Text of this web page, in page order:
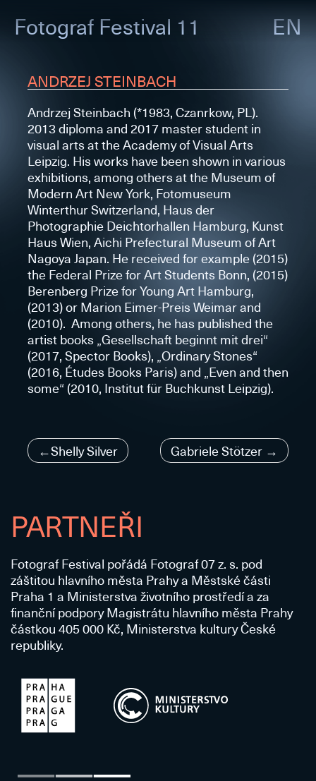
Fotograf Festival 11 EN
ANDRZEJ STEINBACH
Andrzej Steinbach (*1983, Czanrkow, PL).
2013 diploma and 2017 master student in
visual arts at the Academy of Visual Arts
Leipzig. His works have been shown in various
exhibitions, among others at the Museum of
Modern Art New York, Fotomuseum
Winterthur Switzerland, Haus der
Photographie Deichtorhallen Hamburg, Kunst
Haus Wien, Aichi Prefectural Museum of Art
Nagoya Japan. He received for example (2015)
the Federal Prize for Art Students Bonn, (2015)
Berenberg Prize for Young Art Hamburg,
(2013) or Marion Eimer-Preis Weimar and
(2010). Among others, he has published the
artist books „Gesellschaft beginnt mit drei“
(2017, Spector Books), „Ordinary Stones“
(2016, Études Books Paris) and „Even and then
some“ (2010, Institut für Buchkunst Leipzig).
Navigace
Shelly Silver Gabriele Stötzer
PARTNEŘI
Fotograf Festival pořádá Fotograf 07 z. s. pod
záštitou hlavního města Prahy a Městské části
Praha 1 a Ministerstva životního prostředí a za
finanční podpory Magistrátu hlavního města Prahy
částkou 405 000 Kč, Ministerstva kultury České
republiky.